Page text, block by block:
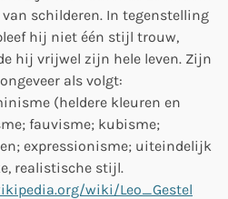
schilderen. In tegenstelling
hij niet één stijl trouw,
hij vrijwel zijn hele leven. Zijn
als volgt:
(heldere kleuren en
fauvisme; kubisme;
expressionisme; uiteindelijk
realistische stijl.
wiki/Leo_Gestel